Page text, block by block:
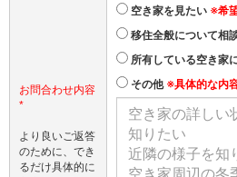
お問合わせ内容
*
より良いご返答
のために、でき
るだけ具体的に
空き家を見たい ※希
移住全般について相
所有している空き家
その他 ※具体的な内